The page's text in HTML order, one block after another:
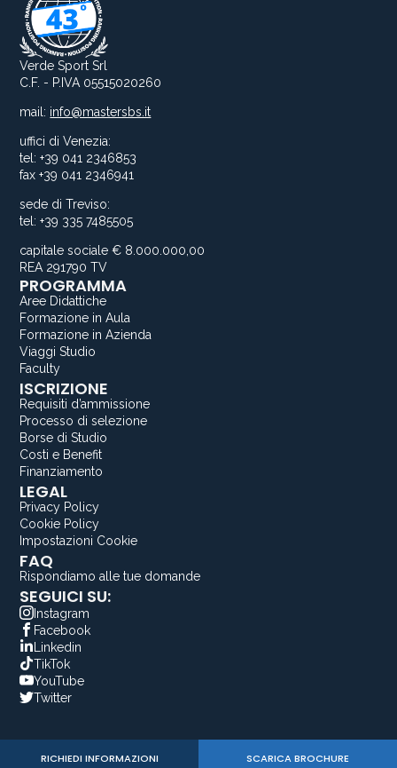
Verde Sport Srl
C.F. - P.IVA 05515020260
mail: info@mastersbs.it
uffici di Venezia:
tel: +39 041 2346853
fax +39 041 2346941
sede di Treviso:
tel: +39 335 7485505
capitale sociale € 8.000.000,00
REA 291790 TV
PROGRAMMA
Aree Didattiche
Formazione in Aula
Formazione in Azienda
Viaggi Studio
Faculty
ISCRIZIONE
Requisiti d’ammissione
Processo di selezione
Borse di Studio
Costi e Benefit
Finanziamento
LEGAL
Privacy Policy
Cookie Policy
Impostazioni Cookie
FAQ
Rispondiamo alle tue domande
SEGUICI SU:
Instagram
Facebook
Linkedin
TikTok
YouTube
Twitter
RICHIEDI INFORMAZIONI SCARICA BROCHURE